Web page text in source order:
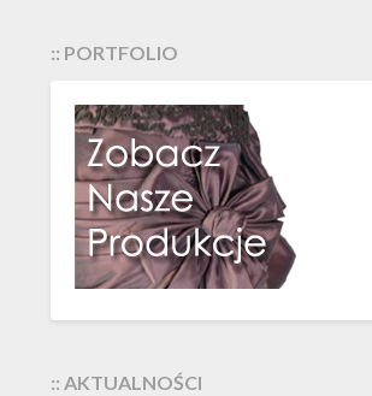
:: PORTFOLIO
:: AKTUALNOŚCI